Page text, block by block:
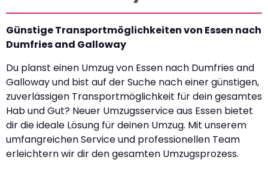
Günstige Transportmöglichkeiten von Essen nach
Dumfries and Galloway
Du planst einen Umzug von Essen nach Dumfries and
Galloway und bist auf der Suche nach einer günstigen,
zuverlässigen Transportmöglichkeit für dein gesamtes
Hab und Gut? Neuer Umzugsservice aus Essen bietet
dir die ideale Lösung für deinen Umzug. Mit unserem
umfangreichen Service und professionellen Team
erleichtern wir dir den gesamten Umzugsprozess.